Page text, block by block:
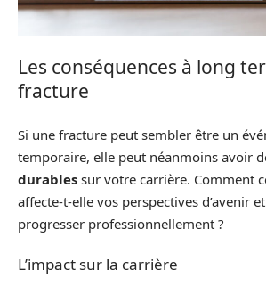
Les conséquences à long
fracture
Si une fracture peut sembler être un
temporaire, elle peut néanmoins avoir
durables sur votre carrière. Comment
affecte-t-elle vos perspectives d’avenir
progresser professionnellement ?
L’impact sur la carrière